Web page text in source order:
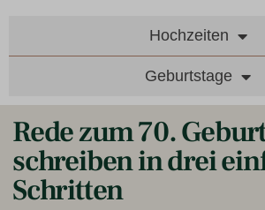
Hochzeiten
Geburtstage
Rede zum 70.
schreiben in drei
Schritten